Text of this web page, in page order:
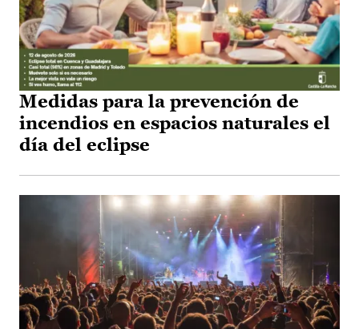
Medidas para la prevención de
incendios en espacios naturales el
día del eclipse